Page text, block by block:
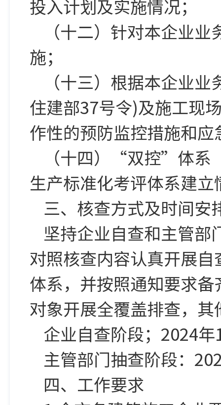
投入计划及实施情况；
（十二）针对本企业
施；
（十三）根据本企业
住建部37号令)及施工现
作性的预防监控措施和应
（十四）“双控”体系
生产标准化考评体系建立
三、核查方式及时间安
坚持企业自查和主管部
对照核查内容认真开展
体系，并按照通知要求
对象开展全覆盖排查，
企业自查阶段；2024
主管部门抽查阶段：
四、工作要求